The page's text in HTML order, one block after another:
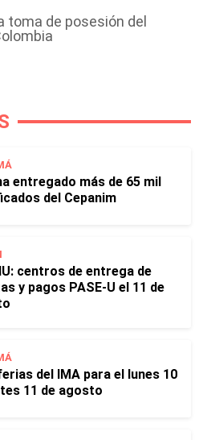
toma de posesión del
entregado más de 65 mil
del Cepanim
centros de entrega de
y pagos PASE-U el 11 de
del IMA para el lunes 10
11 de agosto